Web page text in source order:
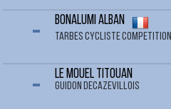
- BONALUMI Alban
TARBES CYCLISTE COMPETITION
- LE MOUEL TITOUAN
GUIDON DECAZEVILLOIS